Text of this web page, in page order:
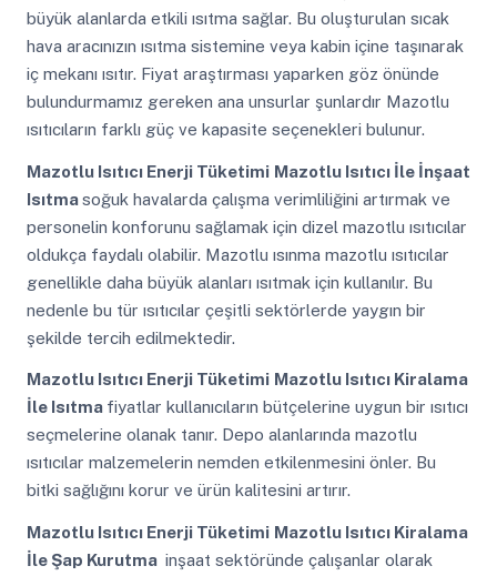
büyük alanlarda etkili ısıtma sağlar. Bu oluşturulan sıcak
hava aracınızın ısıtma sistemine veya kabin içine taşınarak
iç mekanı ısıtır. Fiyat araştırması yaparken göz önünde
bulundurmamız gereken ana unsurlar şunlardır Mazotlu
ısıtıcıların farklı güç ve kapasite seçenekleri bulunur.
Mazotlu Isıtıcı Enerji Tüketimi Mazotlu Isıtıcı İle İnşaat
Isıtmasoğuk havalarda çalışma verimliliğini artırmak ve
personelin konforunu sağlamak için dizel mazotlu ısıtıcılar
oldukça faydalı olabilir. Mazotlu ısınma mazotlu ısıtıcılar
genellikle daha büyük alanları ısıtmak için kullanılır. Bu
nedenle bu tür ısıtıcılar çeşitli sektörlerde yaygın bir
şekilde tercih edilmektedir.
Mazotlu Isıtıcı Enerji Tüketimi Mazotlu Isıtıcı Kiralama
İle Isıtma fiyatlar kullanıcıların bütçelerine uygun bir ısıtıcı
seçmelerine olanak tanır. Depo alanlarında mazotlu
ısıtıcılar malzemelerin nemden etkilenmesini önler. Bu
bitki sağlığını korur ve ürün kalitesini artırır.
Mazotlu Isıtıcı Enerji Tüketimi Mazotlu Isıtıcı Kiralama
İle Şap Kurutma inşaat sektöründe çalışanlar olarak